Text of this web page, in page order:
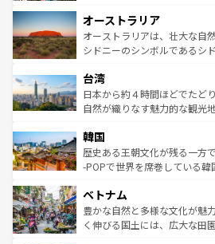
部のニューオーリンズでは、
文化が魅力。旅行者はアメリ
しみながら、その多様性と豊
ならではの贅沢な旅のスタイルだ。 なお、新着の
情報はコンテンツ一覧を参照
ワイ島は見逃せない。また、
島だが、静かな自然を求める
おすすめ。エメラルドグリー
れるおもてなしの心で訪れる
人々、おいしいローカルフー
ク、伝統的なフラダンスなど
ワイを、存分に味わってほしい。 なお、新着のハワイ
はコンテンツ一覧を参照して
オーストラリア
オーストラリアは、壮大な自
シドニーのシンボルであるシ
リアリーフや大陸中央部にそ
ク）、タスマニアの美しい原
ど、見どころがたくさん。ま
いる。アクティビティも充実
ビング、ハイキングなど、ア
い。オーストラリアの多彩な
参照してほしい。
台湾
日本から約４時間ほどでたど
自然が織りなす魅力的な観光
ン）、静ひつな山岳地帯であ
と山間の静けさが共存してお
驚きをもたらしてくれる。ま
容にもいいと評判のスイーツ
が味わえる。 なお、新着
照してほしい。
韓国
歴史ある王朝文化が残る一方
-POPで世界を席巻している
き、地方に足を延ばせば四季
できる。そして、キムチや焼
まで、さまざまな韓国料理が
ベトナム
豊かな自然と多様な文化が魅
く伸びる国土には、広大な田